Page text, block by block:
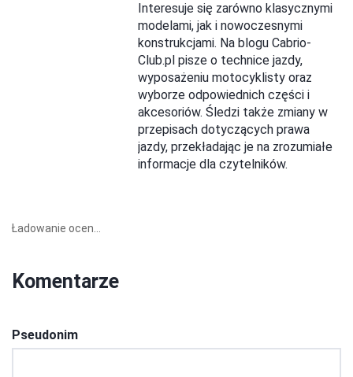
Interesuje się zarówno klasycznymi
modelami, jak i nowoczesnymi
konstrukcjami. Na blogu Cabrio-
Club.pl pisze o technice jazdy,
wyposażeniu motocyklisty oraz
wyborze odpowiednich części i
akcesoriów. Śledzi także zmiany w
przepisach dotyczących prawa
jazdy, przekładając je na zrozumiałe
informacje dla czytelników.
Ładowanie ocen...
Komentarze
Pseudonim